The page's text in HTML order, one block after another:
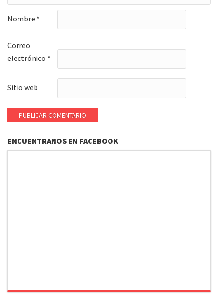
Nombre *
Correo
electrónico *
Sitio web
ENCUENTRANOS EN FACEBOOK